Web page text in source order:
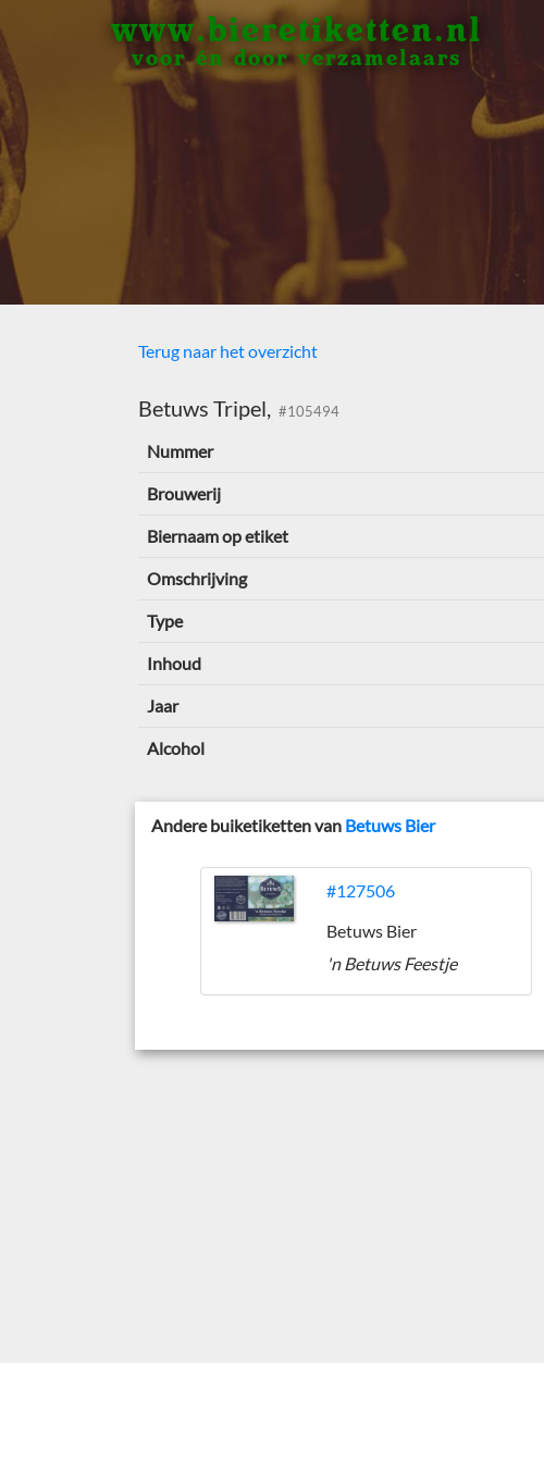
www.bieretiketten.nl
voor én door verzamelaars
Terug naar het overzicht
Betuws Tripel, #105494
Nummer
Brouwerij
Biernaam op etiket
Omschrijving
Type
Inhoud
Jaar
Alcohol
Andere buiketiketten van Betuws Bier
#127506
Betuws Bier
'n Betuws Feestje